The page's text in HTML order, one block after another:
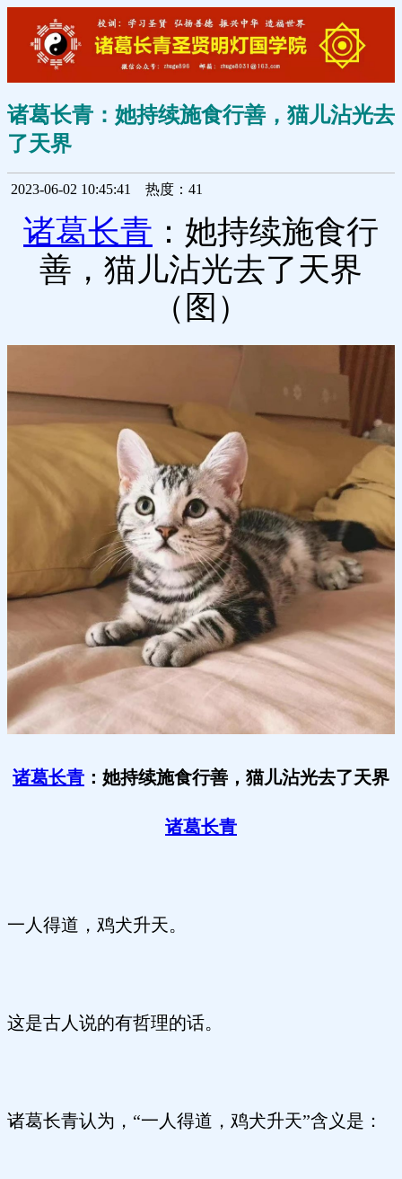
诸葛长青：她持续施食行善，猫儿沾光去
了天界
2023-06-02 10:45:41 热度：41
诸葛长青 ：她持续施食行
善，猫儿沾光去了天界
（图）
诸葛长青 ：她持续施食行善，猫儿沾光去了天界
诸葛长青
一人得道，鸡犬升天。
这是古人说的有哲理的话。
诸葛长青认为，“一人得道，鸡犬升天”含义是：